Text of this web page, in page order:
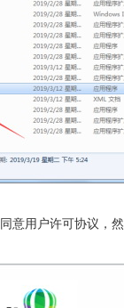
意用户许可协议，